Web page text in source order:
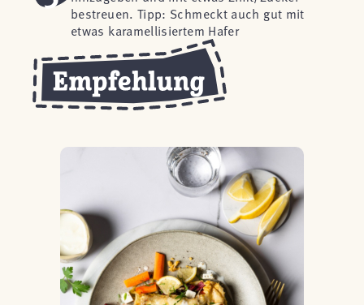
bestreuen. Tipp: Schmeckt auch gut mit
etwas karamellisiertem Hafer